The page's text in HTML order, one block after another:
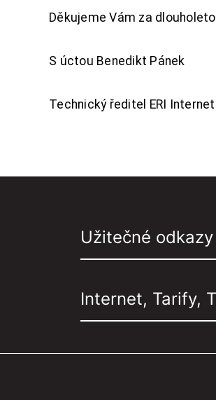
Děkujeme Vám za
S úctou Benedikt Pánek
Technický ředitel ERI Internet
Užitečné odkazy
Internet, Tarify,